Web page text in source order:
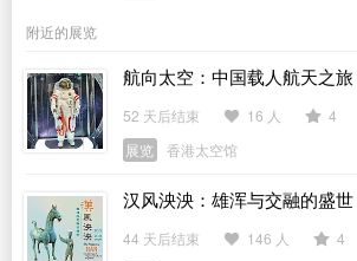
附近的展览
航向太空：中国载人航天之旅
52 天后结束 16 人
4
展览
香港太空馆
汉风泱泱：雄浑与交融的盛世
44 天后结束 146 人
4